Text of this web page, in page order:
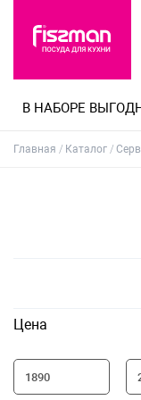
В НАБОРЕ
Главная Каталог
Цена